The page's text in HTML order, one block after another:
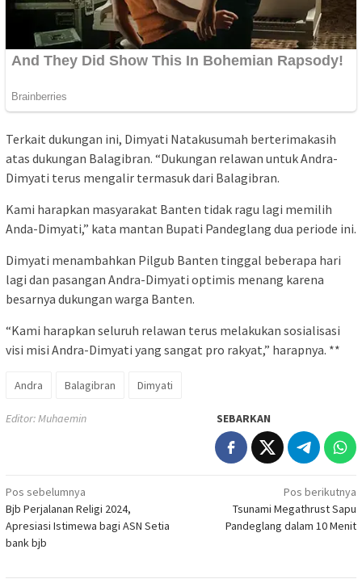
Terkait dukungan ini, Dimyati Natakusumah berterimakasih
atas dukungan Balagibran. “Dukungan relawan untuk Andra-
Dimyati terus mengalir termasuk dari Balagibran.
Kami harapkan masyarakat Banten tidak ragu lagi memilih
Anda-Dimyati,” kata mantan Bupati Pandeglang dua periode ini.
Dimyati menambahkan Pilgub Banten tinggal beberapa hari
lagi dan pasangan Andra-Dimyati optimis menang karena
besarnya dukungan warga Banten.
“Kami harapkan seluruh relawan terus melakukan sosialisasi
visi misi Andra-Dimyati yang sangat pro rakyat,” harapnya. **
Andra Balagibran Dimyati
Editor: Muhaemin SEBARKAN
Navigasi
pos
Pos sebelumnya
Bjb Perjalanan Religi 2024,
Apresiasi Istimewa bagi ASN Setia
bank bjb
Pos berikutnya
Tsunami Megathrust Sapu
Pandeglang dalam 10 Menit